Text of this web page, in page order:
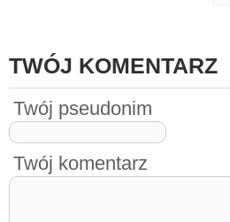
TWÓJ KOMENTARZ
Twój pseudonim
Twój komentarz